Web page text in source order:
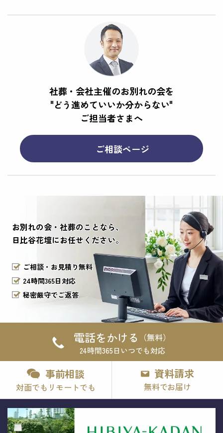
社葬・会社主催のお別れの会を
"どう進めていいか分からない"
ご担当者さまへ
ご相談ページ
お別れの会・社葬のことなら、
日比谷花壇にお任せください。
ご相談・お見積り無料
24時間365日対応
秘密厳守でご返答
電話をかける （無料）
24時間365日いつでも対応
事前相談
対面でもリモートでも
資料請求
無料でお届け